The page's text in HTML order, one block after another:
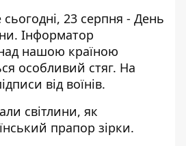
23 серпня - День
Інформатор
нашою країною
особливий стяг. На
від воїнів.
світлини, як
прапор зірки.